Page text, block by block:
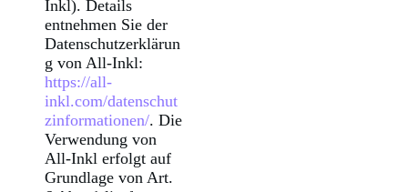
Inkl). Details
entnehmen Sie der
Datenschutzerklärun
g von All-Inkl:
https://all-
inkl.com/datenschut
zinformationen/. Die
Verwendung von
All-Inkl erfolgt auf
Grundlage von Art.